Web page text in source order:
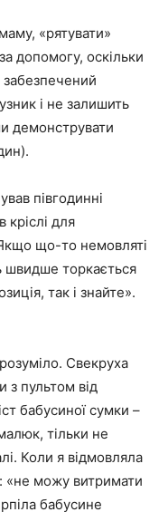
«рятувати»
допомогу, оскільки
і не залишить
демонструвати
півгодинні
кріслі для
що-то немовляті
швидше торкається
так і знайте».
Свекруха
з пультом від
бабусиної сумки –
тільки не
Коли я відмовляла
«не можу витримати
бабусине